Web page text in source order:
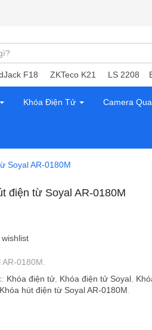
F18 ZKTeco K21 LS 2208
Khóa Điện Tử Camera
Soyal AR-0180M
điện từ Soyal AR-0180M
AR-0180M
Khóa điện tử Khóa điện tử Soyal
Khóa hút điện từ Soyal AR-0180M